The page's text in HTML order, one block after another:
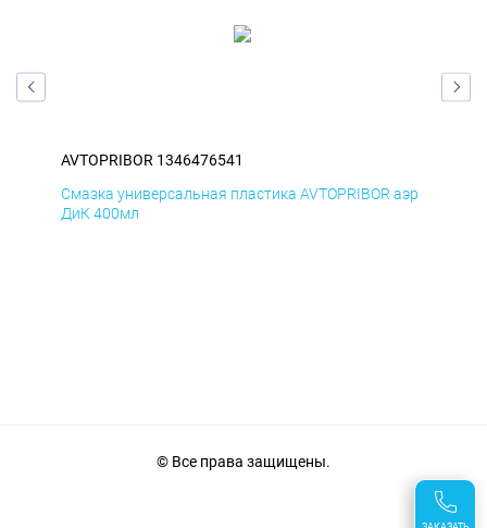
AVTOPRIBOR 1346476541
Смазка универсальная пластика AVTOPRIBOR аэр
ДиК 400мл
© Все права защищены.